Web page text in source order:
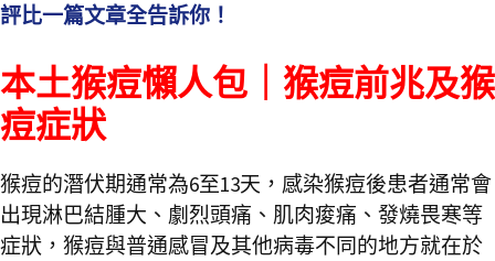
評比一篇文章全告訴你！
本土猴痘懶人包｜猴痘前兆及猴
痘症狀
猴痘的潛伏期通常為6至13天，感染猴痘後患者通常會
出現淋巴結腫大、劇烈頭痛、肌肉痠痛、發燒畏寒等
症狀，猴痘與普通感冒及其他病毒不同的地方就在於